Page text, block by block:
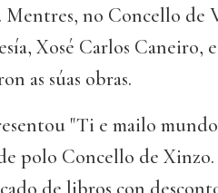
Mentres, no Concello de
Xosé Carlos Caneiro,
as súas obras.
"Ti e mailo
polo Concello de